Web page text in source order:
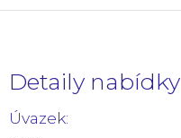
Detaily nabídky
Úvazek: